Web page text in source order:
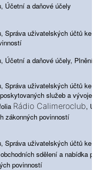
Účetní a daňové účely
Správa uživatelských účtů ke
Účetní a daňové účely, Plnění
Správa uživatelských účtů ke
služeb a vývoje
Rádio Calimeroclub,
zákonných povinností
Správa uživatelských účtů ke
sdělení a nabídka
povinností